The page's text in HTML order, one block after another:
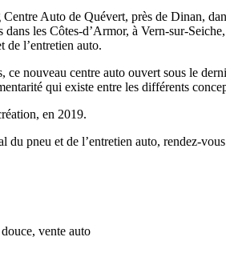
Auto de Quévert, près de Dinan,
les Côtes-d’Armor, à Vern-sur-
de l’entretien auto.
nouveau centre auto ouvert sous le
qui existe entre les différents
en 2019.
pneu et de l’entretien auto, rendez-
vente auto